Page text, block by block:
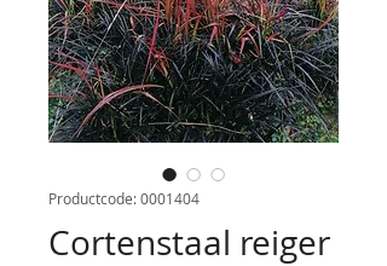
Productcode: 0001404
Cortenstaal reiger